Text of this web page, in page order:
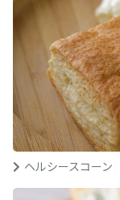
ヘルシースコーン